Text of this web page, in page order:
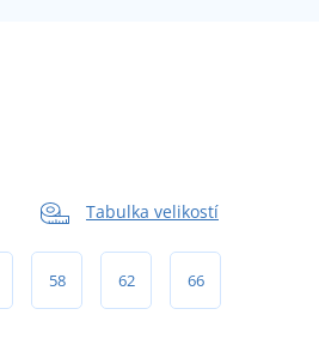
Tabulka velikostí
58 62 66